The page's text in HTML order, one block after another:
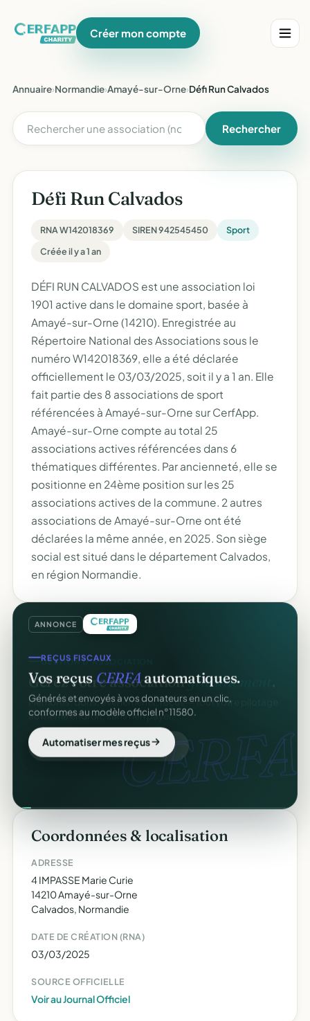
Créer mon compte
Annuaire›Normandie›Amayé-sur-Orne›Défi Run Calvados
Rechercher
Défi Run Calvados
RNA W142018369 SIREN 942545450
Sport
Créée il y a 1 an
DÉFI RUN CALVADOS est une association loi
1901 active dans le domaine sport, basée à
Amayé-sur-Orne (14210). Enregistrée au
Répertoire National des Associations sous le
numéro W142018369, elle a été déclarée
officiellement le 03/03/2025, soit il y a 1 an. Elle
fait partie des 8 associations de sport
référencées à Amayé-sur-Orne sur CerfApp.
Amayé-sur-Orne compte au total 25
associations actives référencées dans 6
thématiques différentes. Par ancienneté, elle se
positionne en 24ème position sur les 25
associations actives de la commune. 2 autres
associations de Amayé-sur-Orne ont été
déclarées la même année, en 2025. Son siège
social est situé dans le département Calvados,
en région Normandie.
ANNONCE
CERFA.
REÇUS FISCAUX
Vos reçus CERFAautomatiques.
Générés et envoyés à vos donateurs en un clic,
conformes au modèle officiel n°11580.
Automatiser mes reçus
Coordonnées & localisation
ADRESSE
4 IMPASSE Marie Curie
14210 Amayé-sur-Orne
Calvados, Normandie
DATE DE CRÉATION (RNA)
03/03/2025
SOURCE OFFICIELLE
Voir au Journal Officiel